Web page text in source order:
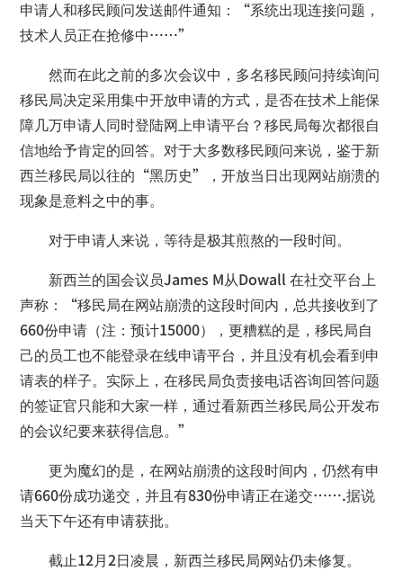
申请人和移民顾问发送邮件通知：“系统出现连接问题，
技术人员正在抢修中……”
然而在此之前的多次会议中，多名移民顾问持续询问
移民局决定采用集中开放申请的方式，是否在技术上能保
障几万申请人同时登陆网上申请平台？移民局每次都很自
信地给予肯定的回答。对于大多数移民顾问来说，鉴于新
西兰移民局以往的“黑历史”，开放当日出现网站崩溃的
现象是意料之中的事。
对于申请人来说，等待是极其煎熬的一段时间。
新西兰的国会议员James M从Dowall 在社交平台上
声称：“移民局在网站崩溃的这段时间内，总共接收到了
660份申请（注：预计15000），更糟糕的是，移民局自
己的员工也不能登录在线申请平台，并且没有机会看到申
请表的样子。实际上，在移民局负责接电话咨询回答问题
的签证官只能和大家一样，通过看新西兰移民局公开发布
的会议纪要来获得信息。”
更为魔幻的是，在网站崩溃的这段时间内，仍然有申
请660份成功递交，并且有830份申请正在递交…….据说
当天下午还有申请获批。
截止12月2日凌晨，新西兰移民局网站仍未修复。